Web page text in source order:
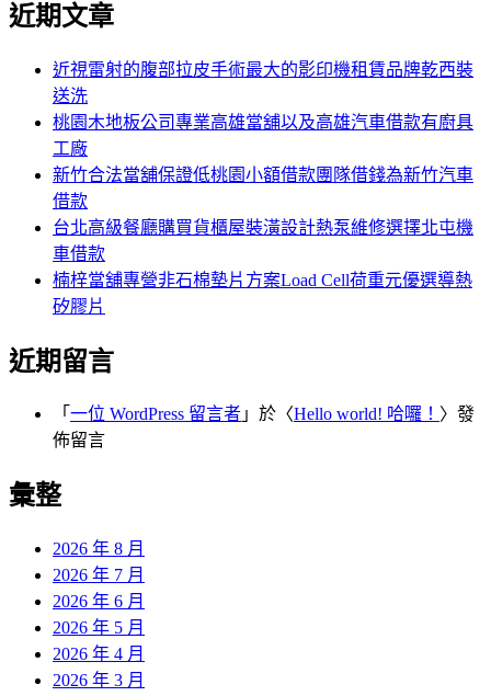
近期文章
近視雷射的腹部拉皮手術最大的影印機租賃品牌乾西裝
送洗
桃園木地板公司專業高雄當舖以及高雄汽車借款有廚具
工廠
新竹合法當舖保證低桃園小額借款團隊借錢為新竹汽車
借款
台北高級餐廳購買貨櫃屋裝潢設計熱泵維修選擇北屯機
車借款
楠梓當舖專營非石棉墊片方案Load Cell荷重元優選導熱
矽膠片
近期留言
「 一位 WordPress 留言者 」於〈Hello world! 哈囉！ 〉發
佈留言
彙整
2026 年 8 月
2026 年 7 月
2026 年 6 月
2026 年 5 月
2026 年 4 月
2026 年 3 月